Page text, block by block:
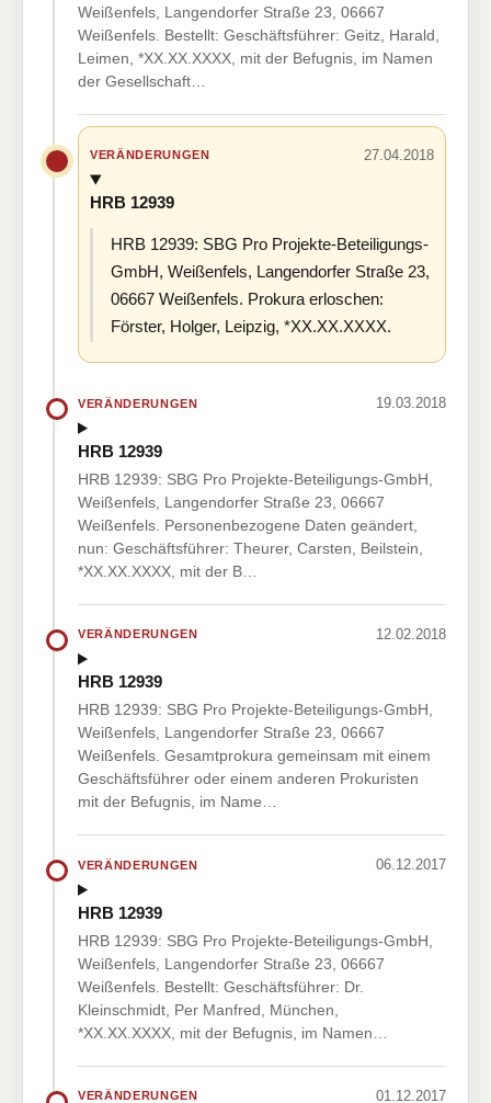
Weißenfels, Langendorfer Straße 23, 06667
Weißenfels. Bestellt: Geschäftsführer: Geitz, Harald,
Leimen, *XX.XX.XXXX, mit der Befugnis, im Namen
der Gesellschaft…
VERÄNDERUNGEN 27.04.2018
HRB 12939
HRB 12939: SBG Pro Projekte-Beteiligungs-
GmbH, Weißenfels, Langendorfer Straße 23,
06667 Weißenfels. Prokura erloschen:
Förster, Holger, Leipzig, *XX.XX.XXXX.
VERÄNDERUNGEN 19.03.2018
HRB 12939
HRB 12939: SBG Pro Projekte-Beteiligungs-GmbH,
Weißenfels, Langendorfer Straße 23, 06667
Weißenfels. Personenbezogene Daten geändert,
nun: Geschäftsführer: Theurer, Carsten, Beilstein,
*XX.XX.XXXX, mit der B…
VERÄNDERUNGEN 12.02.2018
HRB 12939
HRB 12939: SBG Pro Projekte-Beteiligungs-GmbH,
Weißenfels, Langendorfer Straße 23, 06667
Weißenfels. Gesamtprokura gemeinsam mit einem
Geschäftsführer oder einem anderen Prokuristen
mit der Befugnis, im Name…
VERÄNDERUNGEN 06.12.2017
HRB 12939
HRB 12939: SBG Pro Projekte-Beteiligungs-GmbH,
Weißenfels, Langendorfer Straße 23, 06667
Weißenfels. Bestellt: Geschäftsführer: Dr.
Kleinschmidt, Per Manfred, München,
*XX.XX.XXXX, mit der Befugnis, im Namen…
VERÄNDERUNGEN 01.12.2017